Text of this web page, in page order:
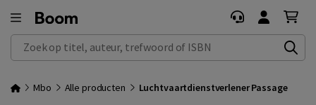
Zoek op titel, auteur, trefwoord of ISBN
Mbo Alle producten Luchtvaartdienstverlener Passage